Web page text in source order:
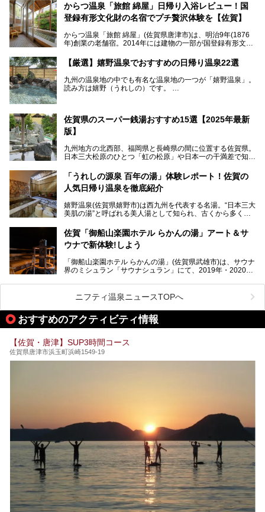
からつ温泉「旅館 綿屋」日帰り入浴レビュー！国
登録有形文化財の名宿でプチ贅沢体験を【佐賀】
からつ温泉「旅館 綿屋」(佐賀県唐津市)は、明治9年(1876
年)創業の老舗宿。2014年には建物の一部が国登録有形文化
しかし良質の自家源泉を所有し、日帰り入浴が可能な点はあ
まり知られていません。近寄りがたいほどの敷居の高いイメ
ージとは反して、実は温かみある接客が特徴の名宿です。
文化財のラグジュアリー名宿で、お得にプチ贅沢体験を。今
【厳選】嬉野温泉でおすすめの日帰り温泉22選
九州の温泉地の中でも有名な温泉地の一つが「嬉野温泉」。
読み方は嬉野（うれしの）です。
り、「美肌祈願」ができる豊玉姫神社があったりと見どころ
満載。
温泉も日帰り温泉施設から老舗の旅館までバラエティに富ん
でいて、老若男女、家族からカップルまで満喫できます。
時間がゆっくりと流れ、観光も楽しめる嬉野温泉、その中で
も人気の日帰り温泉を紹介します！
泉質はもちろん、施設も充実している所が多く、いくつも回
りたい場所ばかりですよ。
佐賀県のスーパー銭湯おすすめ15選【2025年最新
版】
九州地方の北西部、福岡県と長崎県の間に位置する佐賀県。
日本三大松原のひとつ「虹の松原」や日本一の干満差で知ら
魅力です。有田焼や伊万里焼、唐津焼などのやきものが盛ん
なことでも知られています。
佐賀県にはまた、嬉野温泉や武雄温泉を筆頭に数多くの温泉
と言われるほど。今回は、そんな佐賀県で特におすすめのス
ーパー銭湯をピックアップしました。
「うれしの源泉 百年の湯」体験レポート！佐賀の
人気日帰り温泉を徹底紹介
嬉野温泉(佐賀県嬉野市)は西九州を代表する名湯。“日本三大
美肌の湯”と呼ばれる美人湯として知られ、古くから多くの
中でも「うれしの源泉 百年の湯」は、嬉野温泉では数少な
い日帰り入浴専門施設のひとつ。多くの常連客や観光客に親
しまれています。
今回は、地元九州在住のニフティ温泉ライターである筆者が
「うれしの源泉 百年の湯」を現地体験。定番の大浴場をは
提供元：うれしの源泉 百年の湯【PR】
この記事はうれしの源泉 百年の湯のPRレポート記事です。
佐賀「御船山楽園ホテル らかんの湯」アート＆サ
ウナで新体験!しよう
「御船山楽園ホテル らかんの湯」(佐賀県武雄市)は、サウナ
界のミシュラン「サウナシュラン」にて、2019年・2020
一のサウナと言っても過言ではありません。
今回は、その大注目のサウナと温泉入浴施設を、男女別浴室
ごとに現地取材してきました！ さらには、御船山楽園で同
時開催中のチームラボ作品展も併せてご紹介。アート＆サウ
ナというかつてどこにも無かった組み合わせで、新体験!し
ニフティ温泉ニュースTOPへ
おすすめのアクティビティ情報
【佐賀・唐津】SUP3時間コース
佐賀県唐津市浜玉町浜崎1549-19